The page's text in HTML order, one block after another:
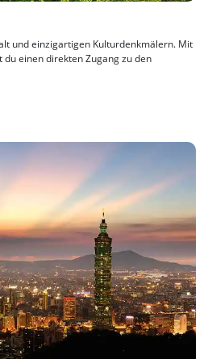
und einzigartigen Kulturdenkmälern. Mit
einen direkten Zugang zu den